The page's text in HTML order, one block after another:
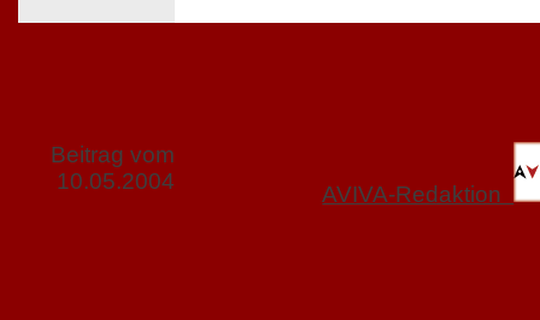
Beitrag vom
10.05.2004
AVIVA-Redaktion